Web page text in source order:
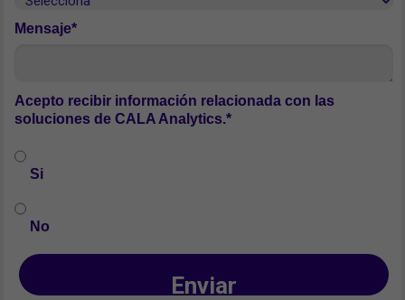
Mensaje*
Acepto recibir información relacionada con las
soluciones de CALA Analytics.*
Si
No
Enviar